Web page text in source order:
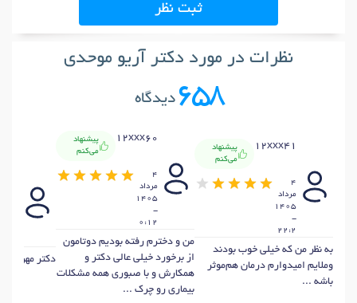
ثبت نظر
نظرات در مورد دکتر آریو موحدی
658دیدگاه
12xxx41
پیشنهاد
می‌کنم
4
مرداد
1405
-
22:2
به نظر من که خیلی خوب بودند
وملایم امیدوارم درمان هم‌موثر
باشه ...
12xxx60
پیشنهاد
می‌کنم
4
مرداد
1405
-
0:12
من و دخترم رفته بودیم دوتامون
از برخورد خیلی عالی دکتر و
همکارش و با صبوری همه مشکلات
بیماری رو چرک ...
دکتر مهربان